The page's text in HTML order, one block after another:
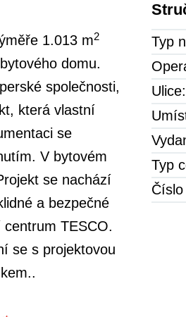
1.013 m2
domu.
společnosti,
která vlastní
se
V bytovém
se nachází
a bezpečné
TESCO.
se s projektovou
Typ
Ulice:
Typ